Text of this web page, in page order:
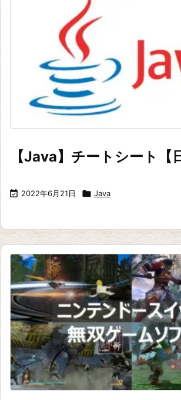
【Java】チートシート【
 2022年6月21日  Java